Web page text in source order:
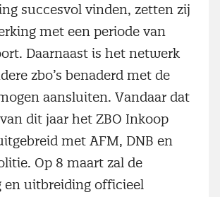
succesvol vinden, zetten zij
met een periode van
Daarnaast is het netwerk
zbo’s benaderd met de
aansluiten. Vandaar dat
dit jaar het ZBO Inkoop
met AFM, DNB en
Op 8 maart zal de
en uitbreiding officieel